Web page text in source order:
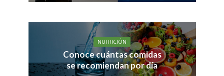
NUTRICIÓN
Conoce cuántas comidas
se recomiendan por día